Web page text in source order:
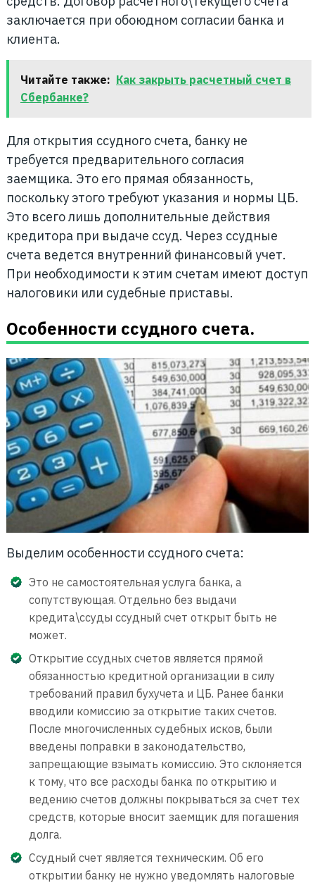
заключается при обоюдном согласии банка и
клиента.
Читайте также: Как закрыть расчетный счет в
Cбербанке?
Для открытия ссудного счета, банку не
требуется предварительного согласия
заемщика. Это его прямая обязанность,
поскольку этого требуют указания и нормы ЦБ.
Это всего лишь дополнительные действия
кредитора при выдаче ссуд. Через ссудные
счета ведется внутренний финансовый учет.
При необходимости к этим счетам имеют доступ
налоговики или судебные приставы.
Особенности ссудного счета.
Выделим особенности ссудного счета:
Это не самостоятельная услуга банка, а
сопутствующая. Отдельно без выдачи
кредита\ссуды ссудный счет открыт быть не
может.
Открытие ссудных счетов является прямой
обязанностью кредитной организации в силу
требований правил бухучета и ЦБ. Ранее банки
вводили комиссию за открытие таких счетов.
После многочисленных судебных исков, были
введены поправки в законодательство,
запрещающие взымать комиссию. Это склоняется
к тому, что все расходы банка по открытию и
ведению счетов должны покрываться за счет тех
средств, которые вносит заемщик для погашения
долга.
Ссудный счет является техническим. Об его
открытии банку не нужно уведомлять налоговые